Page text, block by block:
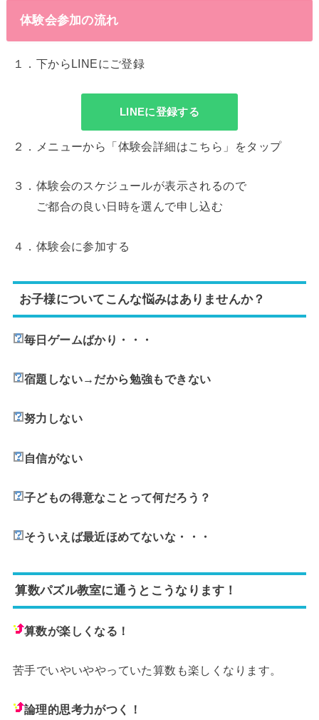
体験会参加の流れ
１．下からLINEにご登録
LINEに登録する
２．メニューから「体験会詳細はこちら」をタップ
３．体験会のスケジュールが表示されるので
ご都合の良い日時を選んで申し込む
４．体験会に参加する
お子様についてこんな悩みはありませんか？
毎日ゲームばかり・・・
宿題しない→だから勉強もできない
努力しない
自信がない
子どもの得意なことって何だろう？
そういえば最近ほめてないな・・・
算数パズル教室に通うとこうなります！
算数が楽しくなる！
苦手でいやいややっていた算数も楽しくなります。
論理的思考力がつく！